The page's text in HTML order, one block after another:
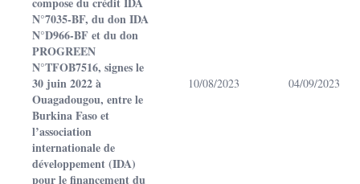
N°7035-BF, du don IDA
N°D966-BF et du don
PROGREEN
N°TFOB7516, signes le
30 juin 2022 à
Ouagadougou, entre le
Burkina Faso et
l’association
internationale de
développement (IDA)
pour le financement du
10/08/2023 04/09/2023